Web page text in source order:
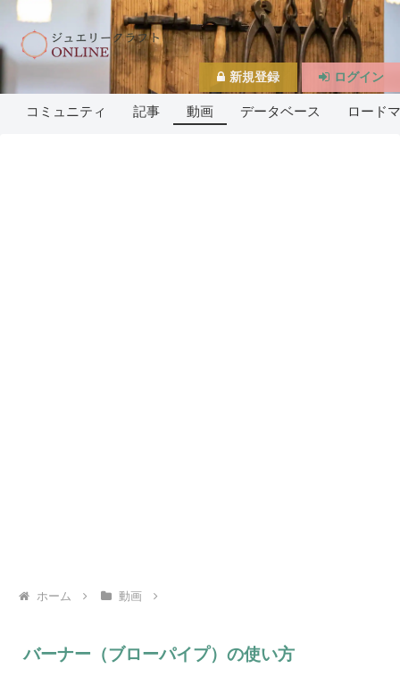
コミュニティ 記事 動画 データベース ロード
ホーム 動画
バーナー（ブローパイプ）の使い方
新規登録 ログイン